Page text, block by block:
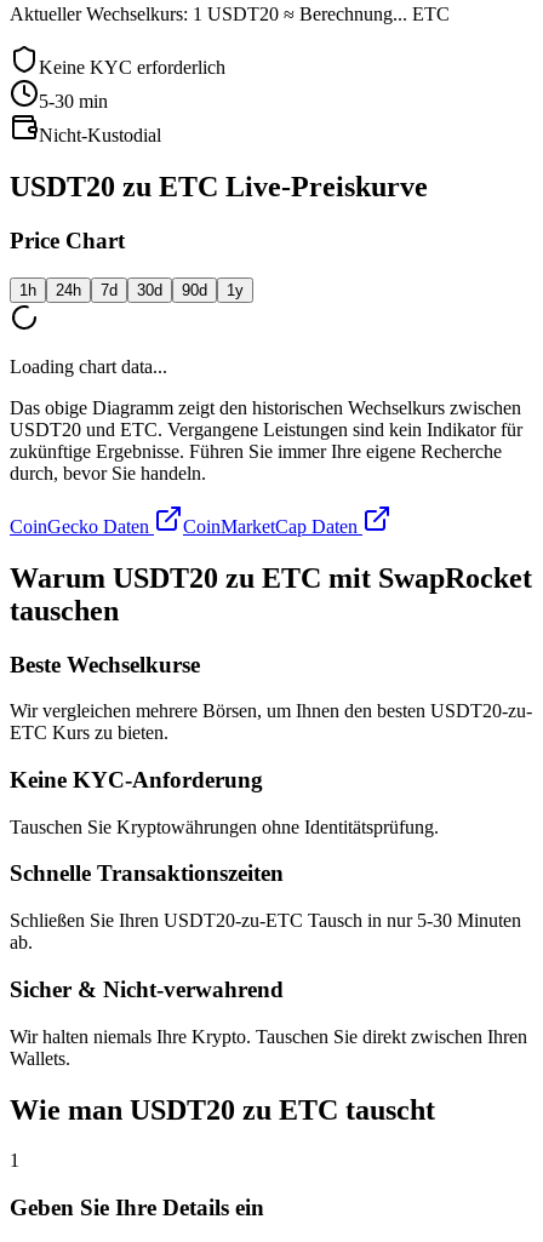
Aktueller Wechselkurs: 1 USDT20 ≈ Berechnung... ETC
Keine KYC erforderlich
5-30 min
Nicht-Kustodial
USDT20 zu ETC Live-Preiskurve
Price Chart
1h 24h 7d 30d 90d 1y
Loading chart data...
Das obige Diagramm zeigt den historischen Wechselkurs zwischen
USDT20 und ETC. Vergangene Leistungen sind kein Indikator für
zukünftige Ergebnisse. Führen Sie immer Ihre eigene Recherche
durch, bevor Sie handeln.
CoinGecko Daten CoinMarketCap Daten
Warum USDT20 zu ETC mit SwapRocket
tauschen
Beste Wechselkurse
Wir vergleichen mehrere Börsen, um Ihnen den besten USDT20-zu-
ETC Kurs zu bieten.
Keine KYC-Anforderung
Tauschen Sie Kryptowährungen ohne Identitätsprüfung.
Schnelle Transaktionszeiten
Schließen Sie Ihren USDT20-zu-ETC Tausch in nur 5-30 Minuten
ab.
Sicher & Nicht-verwahrend
Wir halten niemals Ihre Krypto. Tauschen Sie direkt zwischen Ihren
Wallets.
Wie man USDT20 zu ETC tauscht
1
Geben Sie Ihre Details ein